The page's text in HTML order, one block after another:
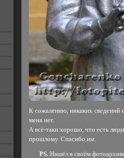
К сожалению, никаких сведений
меня нет.
А всё-таки хорошо, что есть
прошлому. Спасибо им.
PS.Нашёл в своём